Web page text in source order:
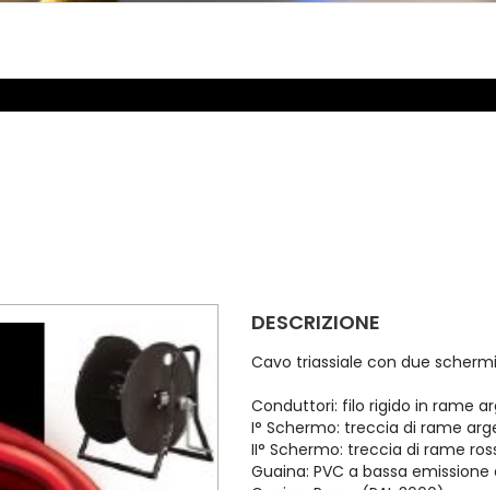
DESCRIZIONE
Cavo triassiale con due
Conduttori: filo rigido in rame
I° Schermo: treccia di rame
II° Schermo: treccia di rame
Guaina: PVC a bassa